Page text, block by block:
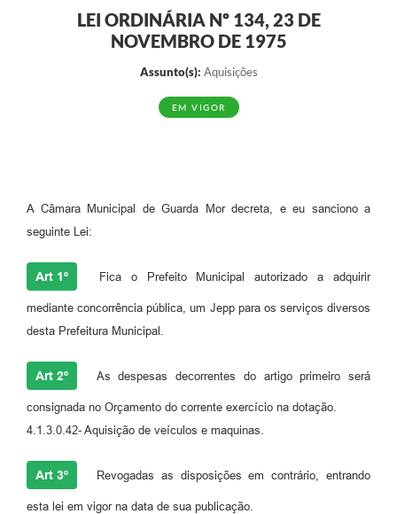
LEI ORDINÁRIA Nº 134, 23 DE
NOVEMBRO DE 1975
Assunto(s): Aquisições
EM VIGOR
A Câmara Municipal de Guarda Mor decreta, e eu sanciono a
seguinte Lei:
Art 1º Fica o Prefeito Municipal autorizado a adquirir
mediante concorrência pública, um Jepp para os serviços diversos
desta Prefeitura Municipal.
Art 2º As despesas decorrentes do artigo primeiro será
consignada no Orçamento do corrente exercício na dotação.
4.1.3.0.42- Aquisição de veículos e maquinas.
Art 3º Revogadas as disposições em contrário, entrando
esta lei em vigor na data de sua publicação.